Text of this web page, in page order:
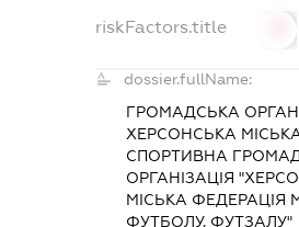
riskFactors.title
dossier.fullName:
ГРОМАДСЬКА
ХЕРСОНСЬКА
СПОРТИВНА
ОРГАНІЗАЦІЯ
МІСЬКА ФЕДЕРАЦІЯ
ФУТБОЛУ, ФУТЗАЛУ"